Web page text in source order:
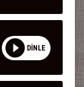
DİNLE